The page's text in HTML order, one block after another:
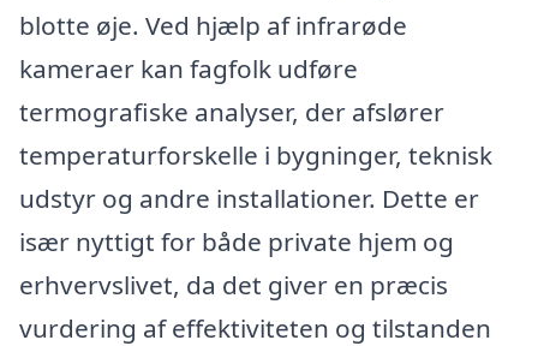
blotte øje. Ved hjælp af infrarøde
kameraer kan fagfolk udføre
termografiske analyser, der afslører
temperaturforskelle i bygninger, teknisk
udstyr og andre installationer. Dette er
især nyttigt for både private hjem og
erhvervslivet, da det giver en præcis
vurdering af effektiviteten og tilstanden